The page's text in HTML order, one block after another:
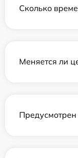
Сколько
Меняется ли